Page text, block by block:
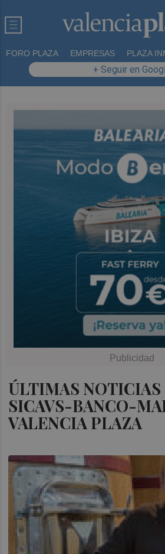
FORO PLAZA EMPRESAS PLAZA
+ Seguir en
ÚLTIMAS NOTICIAS
SICAVS-BANCO-
VALENCIA PLAZA